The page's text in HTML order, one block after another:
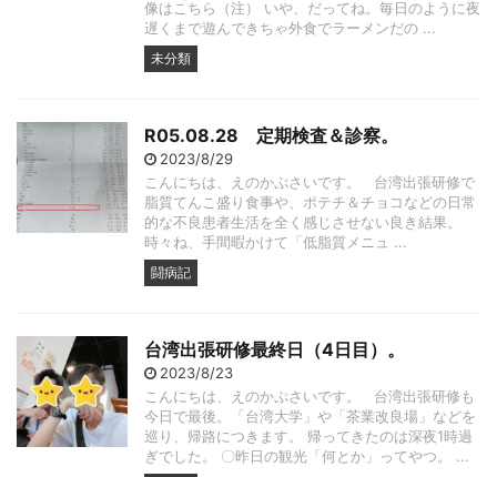
像はこちら（注） いや、だってね。毎日のように夜
遅くまで遊んできちゃ外食でラーメンだの ...
未分類
R05.08.28 定期検査＆診察。
2023/8/29
こんにちは、えのかぷさいです。 台湾出張研修で
脂質てんこ盛り食事や、ポテチ＆チョコなどの日常
的な不良患者生活を全く感じさせない良き結果。
時々ね、手間暇かけて「低脂質メニュ ...
闘病記
台湾出張研修最終日（4日目）。
2023/8/23
こんにちは、えのかぷさいです。 台湾出張研修も
今日で最後。「台湾大学」や「茶業改良場」などを
巡り、帰路につきます。 帰ってきたのは深夜1時過
ぎでした。 〇昨日の観光「何とか」ってやつ。 ...